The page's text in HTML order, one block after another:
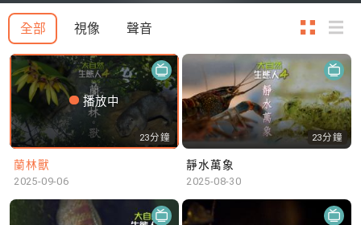
全部 視像 聲音
播放中
23分鐘
蘭林獸
2025-09-06
23分鐘
靜水萬象
2025-08-30